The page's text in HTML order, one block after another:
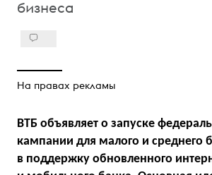
бизнеса
На правах рекламы
ВТБ объявляет о запуске
кампании для малого и среднего
в поддержку обновленного